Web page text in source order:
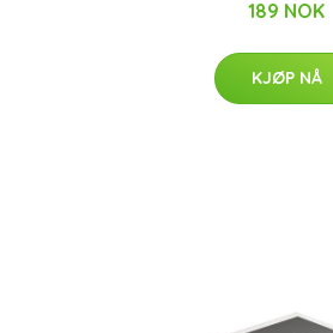
189 NOK
KJØP NÅ